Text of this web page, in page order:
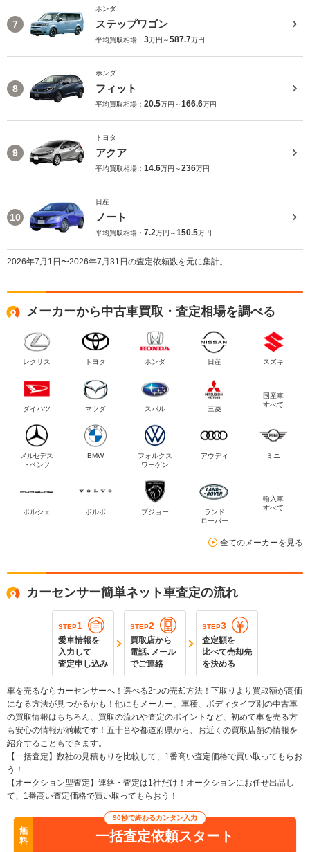
7
ホンダ
ステップワゴン
平均買取相場： 3万円～587.7万円
8
ホンダ
フィット
平均買取相場： 20.5万円～166.6万円
9
トヨタ
アクア
平均買取相場： 14.6万円～236万円
10
日産
ノート
平均買取相場： 7.2万円～150.5万円
2026年7月1日〜2026年7月31日の査定依頼数を元に集計。
メーカーから中古車買取・査定相場を調べる
レクサス トヨタ ホンダ 日産 スズキ
ダイハツ マツダ スバル 三菱
国産車
すべて
メルセデス
・ベンツ
BMW
フォルクス
ワーゲン
アウディ ミニ
ポルシェ ボルボ プジョー
ランド
ローバー
輸入車
すべて
全てのメーカーを見る
カーセンサー簡単ネット車査定の流れ
STEP1
愛車情報を
入力して
査定申し込み
STEP2
買取店から
電話､メール
でご連絡
STEP3
査定額を
比べて売却先
を決める
車を売るならカーセンサーへ！選べる2つの売却方法！下取りより買取額が高価
になる方法が見つかるかも！他にもメーカー、車種、ボディタイプ別の中古車
の買取情報はもちろん、買取の流れや査定のポイントなど、初めて車を売る方
も安心の情報が満載です！五十音や都道府県から、お近くの買取店舗の情報を
紹介することもできます。
【一括査定】数社の見積もりを比較して、1番高い査定価格で買い取ってもらお
う！
【オークション型査定】連絡・査定は1社だけ！オークションにお任せ出品し
て、1番高い査定価格で買い取ってもらおう！
無
料
90秒で終わるカンタン入力
一括査定依頼スタート